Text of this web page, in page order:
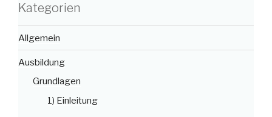
Kategorien
Allgemein
Ausbildung
Grundlagen
1) Einleitung